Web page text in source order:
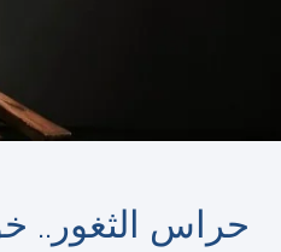
حراس الثغور..